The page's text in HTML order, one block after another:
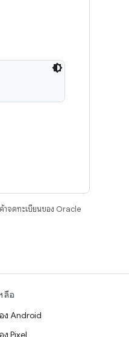
าจดทะเบียนของ Oracle
ลือ
ง Android
Pixel